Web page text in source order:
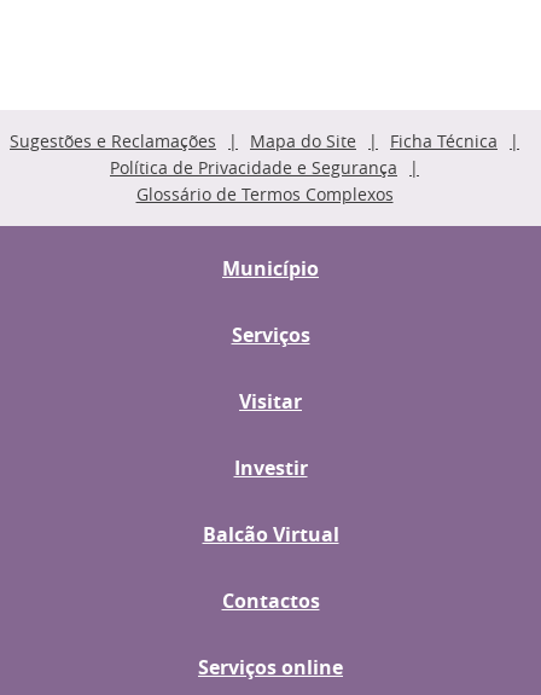
Sugestões e Reclamações Mapa do Site
Ficha Técnica
Política de Privacidade e Segurança
Glossário de Termos Complexos
Município
Serviços
Visitar
Investir
Balcão Virtual
Contactos
Serviços online